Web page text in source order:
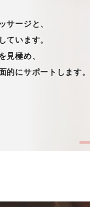
サージと、
ています。
見極め、
的にサポートします。